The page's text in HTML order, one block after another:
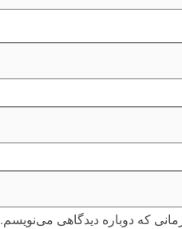
که دوباره دیدگاهی می‌نویسم.